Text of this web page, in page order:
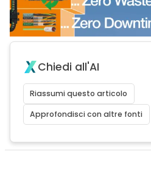
Chiedi all'AI
Riassumi questo articolo
Approfondisci con altre fonti